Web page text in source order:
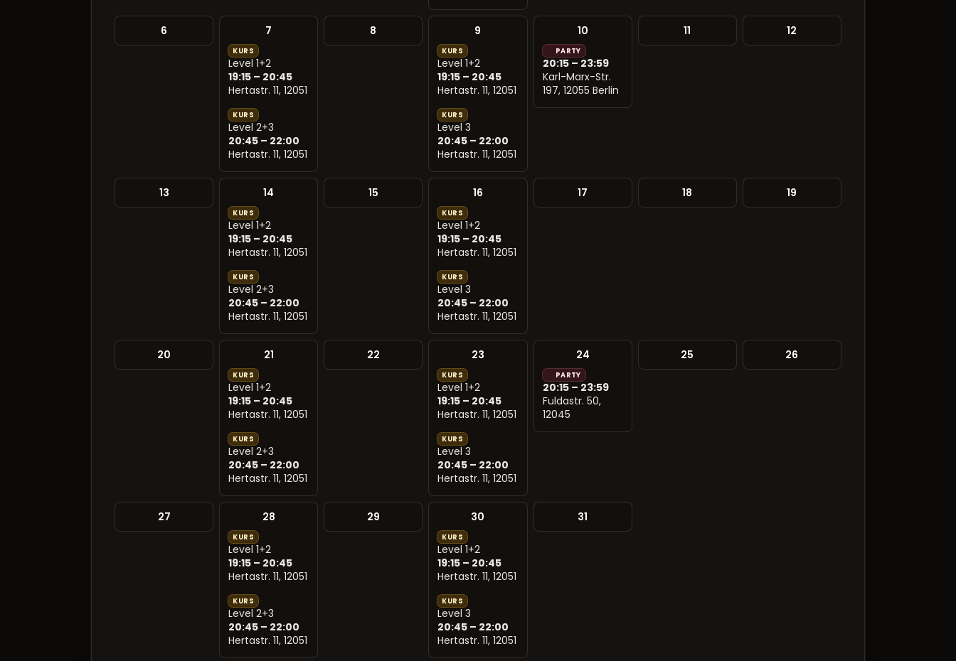
6 7
KURS
Level 1+2
19:15 – 20:45
Hertastr. 11, 12051
KURS
Level 2+3
20:45 – 22:00
Hertastr. 11, 12051
8 9
KURS
Level 1+2
19:15 – 20:45
Hertastr. 11, 12051
KURS
Level 3
20:45 – 22:00
Hertastr. 11, 12051
10
PARTY
20:15 – 23:59
Karl-Marx-Str.
197, 12055 Berlin
11 12
13 14
KURS
Level 1+2
19:15 – 20:45
Hertastr. 11, 12051
KURS
Level 2+3
20:45 – 22:00
Hertastr. 11, 12051
15 16
KURS
Level 1+2
19:15 – 20:45
Hertastr. 11, 12051
KURS
Level 3
20:45 – 22:00
Hertastr. 11, 12051
17 18 19
20 21
KURS
Level 1+2
19:15 – 20:45
Hertastr. 11, 12051
KURS
Level 2+3
20:45 – 22:00
Hertastr. 11, 12051
22 23
KURS
Level 1+2
19:15 – 20:45
Hertastr. 11, 12051
KURS
Level 3
20:45 – 22:00
Hertastr. 11, 12051
24
PARTY
20:15 – 23:59
Fuldastr. 50,
12045
25 26
27 28
KURS
Level 1+2
19:15 – 20:45
Hertastr. 11, 12051
KURS
Level 2+3
20:45 – 22:00
Hertastr. 11, 12051
29 30
KURS
Level 1+2
19:15 – 20:45
Hertastr. 11, 12051
KURS
Level 3
20:45 – 22:00
Hertastr. 11, 12051
31